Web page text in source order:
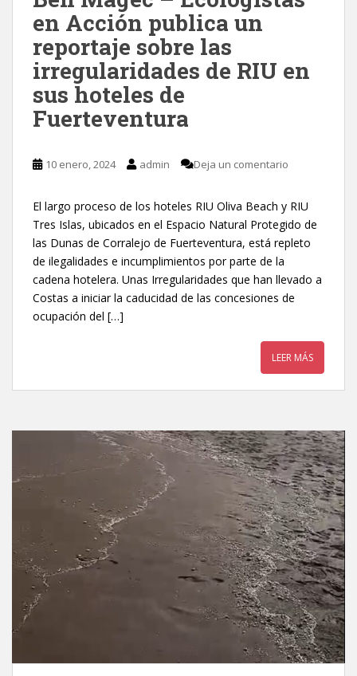
en Acción publica un
reportaje sobre las
irregularidades de RIU en
sus hoteles de
Fuerteventura
10 enero, 2024 admin Deja un comentario
El largo proceso de los hoteles RIU Oliva Beach y RIU
Tres Islas, ubicados en el Espacio Natural Protegido de
las Dunas de Corralejo de Fuerteventura, está repleto
de ilegalidades e incumplimientos por parte de la
cadena hotelera. Unas Irregularidades que han llevado a
Costas a iniciar la caducidad de las concesiones de
ocupación del […]
LEER MÁS